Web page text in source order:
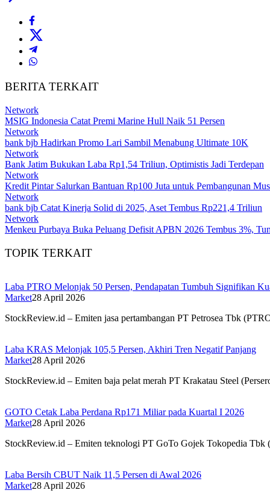
BERITA TERKAIT
Network
MSIG Indonesia Catat Premi Marine Hull Naik 51 Persen
Network
bank bjb Hadirkan Promo Lari Sambil Menabung Ultimate 10K
Network
Bank Jatim Bukukan Laba Rp1,54 Triliun, Optimistis Jadi Terdepan
Network
Kredit Pintar Salurkan Bantuan Rp100 Juta untuk Pembangunan
Network
bank bjb Catat Kinerja Solid di 2025, Aset Tembus Rp221,4 Triliun
Network
Menkeu Purbaya Buka Peluang Defisit APBN 2026 Tembus 3%,
TOPIK TERKAIT
Laba PTRO Melonjak 50 Persen, Pendapatan Tumbuh Signifikan
Market28 April 2026
StockReview.id – Emiten jasa pertambangan PT Petrosea Tbk
Laba KRAS Melonjak 105,5 Persen, Akhiri Tren Negatif Panjang
Market28 April 2026
StockReview.id – Emiten baja pelat merah PT Krakatau Steel
GOTO Cetak Laba Perdana Rp171 Miliar pada Kuartal I 2026
Market28 April 2026
StockReview.id – Emiten teknologi PT GoTo Gojek Tokopedia Tbk
Laba Bersih CBUT Naik 11,5 Persen di Awal 2026
Market28 April 2026